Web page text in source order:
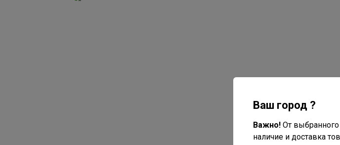
Ваш город ?
Важно! От выбранного
наличие и доставка